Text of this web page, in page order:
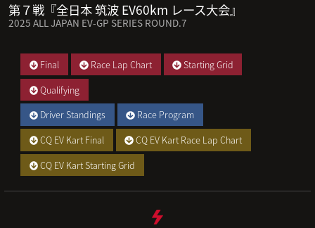
第７戦『全日本 筑波 EV60km レース大会』
2025 ALL JAPAN EV-GP SERIES ROUND.7
Final Race Lap Chart
Starting Grid
Qualifying
Driver Standings
Race Program
CQ EV Kart Final
CQ EV Kart Race Lap Chart
CQ EV Kart Starting Grid